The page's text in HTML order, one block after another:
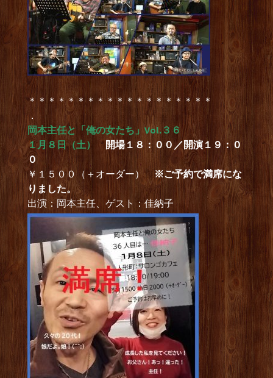
＊＊＊＊＊＊＊＊＊＊＊＊＊＊＊＊＊＊＊
．
岡本主任と「俺の女たち」Vol.３６
１月８日（土）
開場１８：００／開演１９：０
０
￥１５００（＋オーダー） ※ご予約で満席にな
りました。
出演：岡本主任、ゲスト：佳納子